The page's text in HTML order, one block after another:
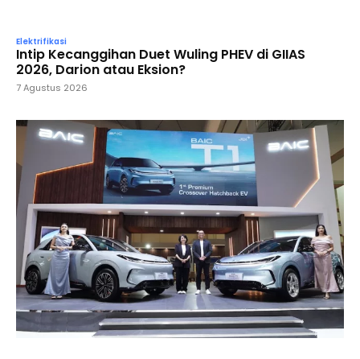
Elektrifikasi
Intip Kecanggihan Duet Wuling PHEV di GIIAS
2026, Darion atau Eksion?
7 Agustus 2026